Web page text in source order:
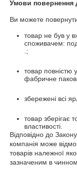
Умови повернення
Ви можете
товар не був у
споживачем:
.;
товар повністю
фабричне
збережені всі
товар зберігає
властивості.
Відповідно до Закону
компанія може
товарів належної
зазначеним в